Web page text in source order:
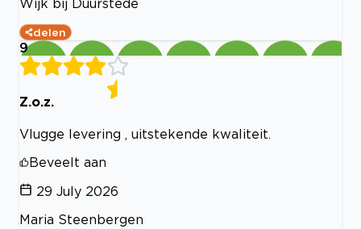
Wijk bij Duurstede
delen
9
Z.o.z.
Vlugge levering , uitstekende kwaliteit.
Beveelt aan
29 July 2026
Maria Steenbergen